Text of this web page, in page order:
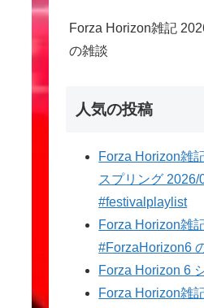
Forza Horizon雑記
の雑談
人気の投稿
Forza Horizon雑
スプリング
#festivalplaylist
Forza Horizon雑
#ForzaHorizon6
Forza Horizon 6
Forza Horizon雑